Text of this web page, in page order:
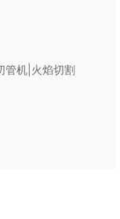
管机|火焰切割